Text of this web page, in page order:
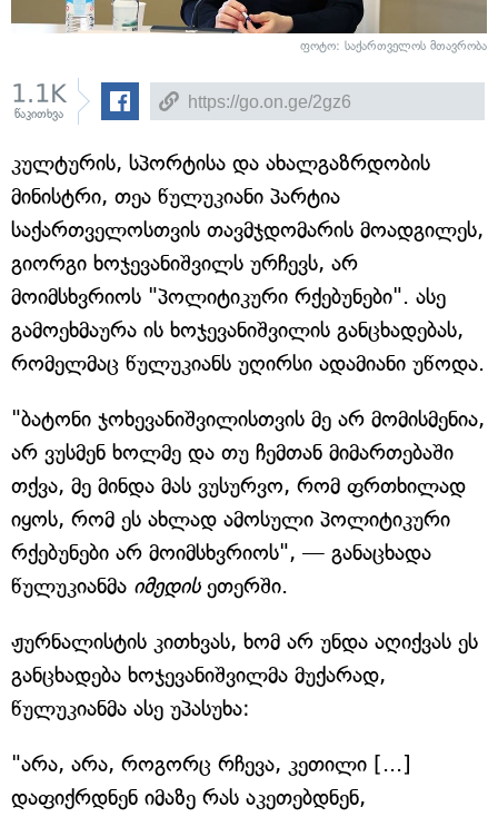
ფოტო: საქართველოს მთავრობა
1.1K
წაკითხვა
კულტურის, სპორტისა და ახალგაზრდობის
მინისტრი, თეა წულუკიანი პარტია
საქართველოსთვის თავმჯდომარის მოადგილეს,
გიორგი ხოჯევანიშვილს ურჩევს, არ
მოიმსხვრიოს "პოლიტიკური რქებუნები". ასე
გამოეხმაურა ის ხოჯევანიშვილის განცხადებას,
რომელმაც წულუკიანს უღირსი ადამიანი უწოდა.
"ბატონი ჯოხევანიშვილისთვის მე არ მომისმენია,
არ ვუსმენ ხოლმე და თუ ჩემთან მიმართებაში
თქვა, მე მინდა მას ვუსურვო, რომ ფრთხილად
იყოს, რომ ეს ახლად ამოსული პოლიტიკური
რქებუნები არ მოიმსხვრიოს", — განაცხადა
წულუკიანმა იმედისეთერში.
ჟურნალისტის კითხვას, ხომ არ უნდა აღიქვას ეს
განცხადება ხოჯევანიშვილმა მუქარად,
წულუკიანმა ასე უპასუხა:
"არა, არა, როგორც რჩევა, კეთილი [...]
დაფიქრდნენ იმაზე რას აკეთებდნენ,